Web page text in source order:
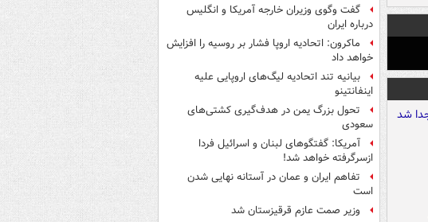
گفت وگوی وزیران خارجه آمریکا و انگلیس
درباره ایران
ماکرون: اتحادیه اروپا فشار بر روسیه را افزایش
خواهد داد
بیانیه تند اتحادیه لیگ‌های اروپایی علیه
اینفانتینو
تحول بزرگ یمن در هدف‌گیری کشتی‌های
سعودی
آمریکا: گفتگوهای لبنان و اسرائیل فردا
ازسرگرفته خواهد شد!
تفاهم ایران و عمان در آستانه نهایی شدن
است
وزیر صمت عازم قرقیزستان شد